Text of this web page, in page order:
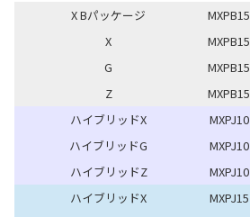
X Bパッケージ
MXPB15
X
MXPB15
G
MXPB15
Z
MXPB15
ハイブリッドX
MXPJ10
ハイブリッドG
MXPJ10
ハイブリッドZ
MXPJ10
ハイブリッドX
MXPJ15